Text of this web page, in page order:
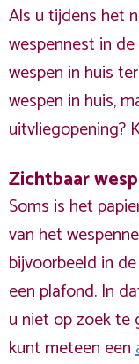
Als u tijdens het
wespennest in
wespen in huis
wespen in huis,
uitvliegopening?
Zichtbaar
Soms is het
van het
bijvoorbeeld in
een plafond. In
u niet op zoek te
kunt meteen een